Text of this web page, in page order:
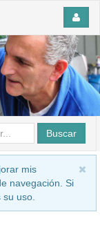
Buscar
mis
navegación. Si
uso.